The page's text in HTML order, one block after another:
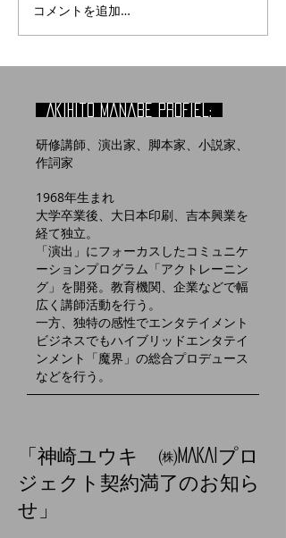
コメントを追加…
Akihito manabe profiel:
研修講師、演出家、脚本家、小説家、
作詞家
1968年生まれ
大学卒業後、大日本印刷、吉本興業を
経て独立。
「演出」にフォーカスしたコミュニケ
ーションプログラム「アクトレーニン
グ」を開発。教育機関、企業などで幅
広く講師活動を行う。
​一方、独特の感性でエンタテイメント
ビジネスでもハイブリッドエンタテイ
ンメント「魔界」の総合プロデュース
などを行う。
「神崎ユウキ ㈱MAKAIプロ
ジェクト契約満了のお知ら
せ」